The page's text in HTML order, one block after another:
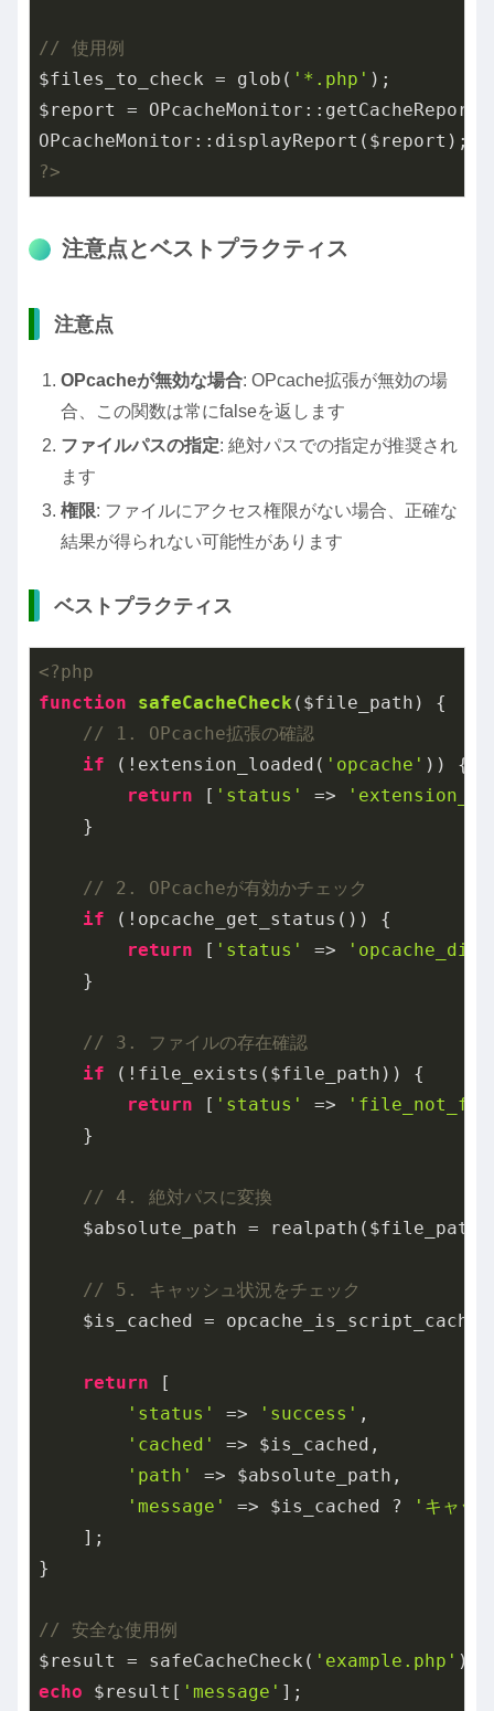
// 使用例
$files_to_check = glob( '*.php' );
$report =
?>
注意点とベストプラクティス
注意点
OPcacheが無効な場合: OPcache拡張が無効の場
合、この関数は常にfalseを返します
ファイルパスの指定: 絶対パスでの指定が推奨され
ます
権限: ファイルにアクセス権限がない場合、正確な
結果が得られない可能性があります
ベストプラクティス
<?php
function
safeCacheCheck ($file_path)
{
// 1. OPcache拡張の確認
if (!extension_loaded( 'opcache' )) {
return [ 'status' =>
    }
// 2. OPcacheが有効かチェック
if (!opcache_get_status()) {
return [ 'status' =>
    }
// 3. ファイルの存在確認
if (!file_exists($file_path)) {
return [ 'status' =>
    }
// 4. 絶対パスに変換
$absolute_path =
// 5. キャッシュ状況をチェック
$is_cached =
return [
'status'
=> 'success' ,
'cached'
=> $is_cached,
'path'
=> $absolute_path,
'message'
=> $is_cached ?
'キャッ
    ];
}
// 安全な使用例
$result = safeCacheCheck( 'example.php'
echo $result[ 'message'